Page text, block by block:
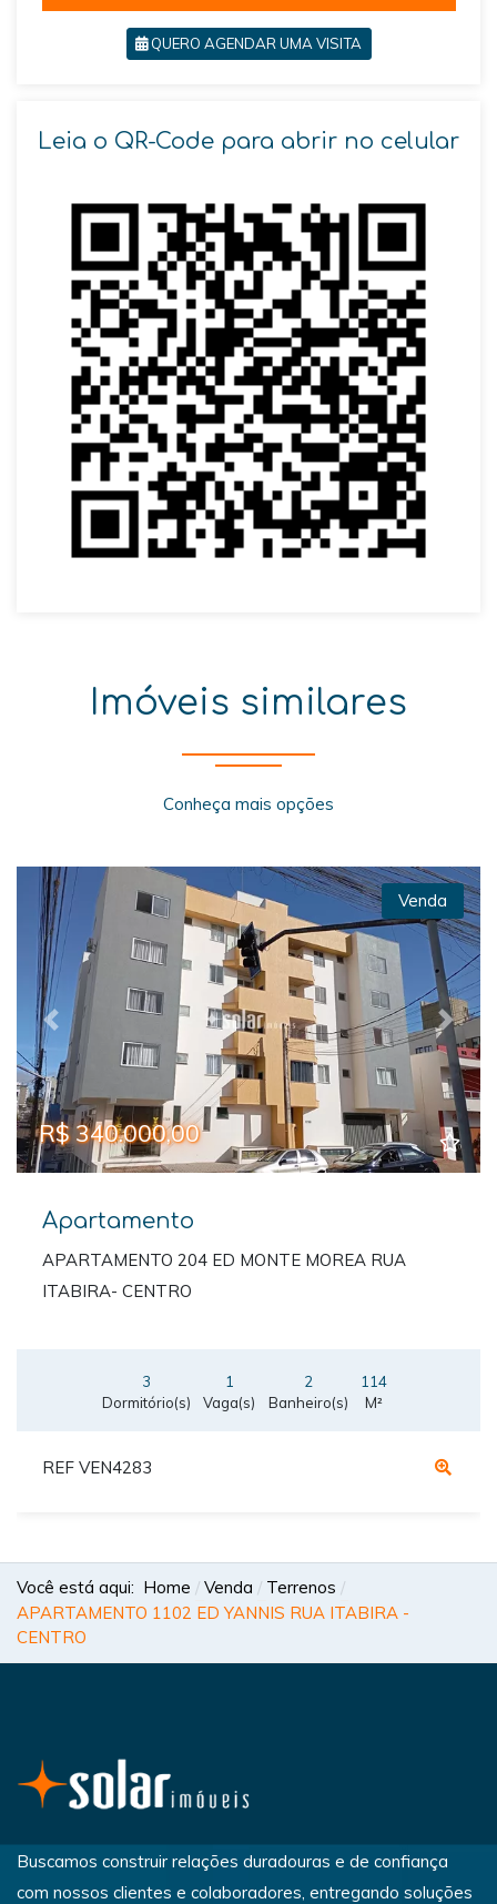
QUERO AGENDAR UMA VISITA
Leia o QR-Code para abrir no celular
Imóveis similares
Conheça mais opções
Previous Next
Venda
R$ 340.000,00
Apartamento
APARTAMENTO 204 ED MONTE MOREA RUA
ITABIRA- CENTRO
3
Dormitório(s)
1
Vaga(s)
2
Banheiro(s)
114
M²
REF VEN4283
Você está aqui: Home Venda
Terrenos
APARTAMENTO 1102 ED YANNIS RUA ITABIRA -
CENTRO
Buscamos construir relações duradouras e de confiança
com nossos clientes e colaboradores, entregando soluções